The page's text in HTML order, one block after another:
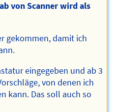
von Scanner wird als
gekommen, damit ich
eingegeben und ab 3
von denen ich
kann. Das soll auch so